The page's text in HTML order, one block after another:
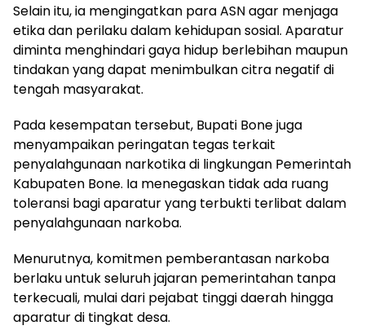
Selain itu, ia mengingatkan para ASN agar menjaga
etika dan perilaku dalam kehidupan sosial. Aparatur
diminta menghindari gaya hidup berlebihan maupun
tindakan yang dapat menimbulkan citra negatif di
tengah masyarakat.
Pada kesempatan tersebut, Bupati Bone juga
menyampaikan peringatan tegas terkait
penyalahgunaan narkotika di lingkungan Pemerintah
Kabupaten Bone. Ia menegaskan tidak ada ruang
toleransi bagi aparatur yang terbukti terlibat dalam
penyalahgunaan narkoba.
Menurutnya, komitmen pemberantasan narkoba
berlaku untuk seluruh jajaran pemerintahan tanpa
terkecuali, mulai dari pejabat tinggi daerah hingga
aparatur di tingkat desa.